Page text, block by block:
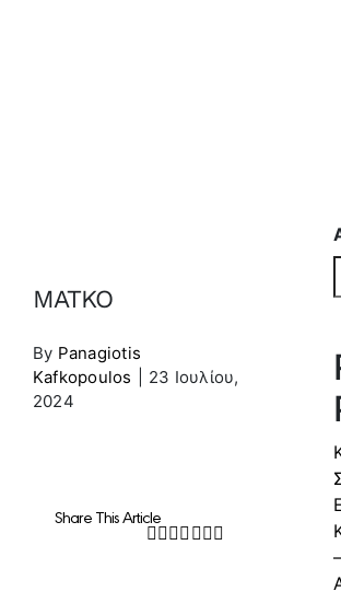
MATKO
By Panagiotis
Kafkopoulos
23 Ιουλίου,
2024
Share This Article
Facebook
Twitter
LinkedIn
WhatsApp
Tumblr
Pinterest